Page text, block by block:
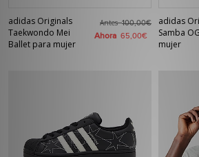
adidas Originals
Taekwondo Mei
Ballet para mujer
Antes100,00€
Ahora 65,00€
adidas
Samba
mujer